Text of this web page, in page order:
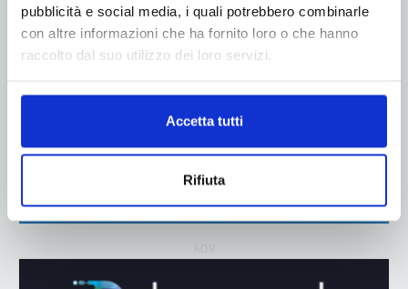
pubblicità e social media, i quali potrebbero combinarle
con altre informazioni che ha fornito loro o che hanno
raccolto dal suo utilizzo dei loro servizi.
Accetta tutti
Rifiuta
ADV